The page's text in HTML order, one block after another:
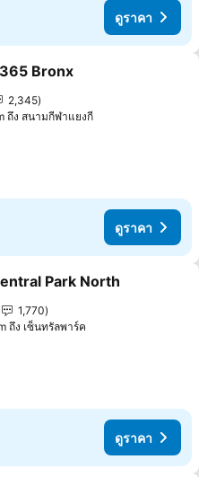
ดูราคา
มในรายการโปรด
Bronx
2,345
ถึง สนามกีฬาแยงกี
ดูราคา
มในรายการโปรด
Park North
1,770
ถึง เซ็นทรัลพาร์ค
ดูราคา